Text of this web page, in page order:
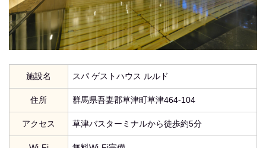
施設名 スパ ゲストハウス ルルド
住所 群馬県吾妻郡草津町草津464-104
アクセス 草津バスターミナルから徒歩約5分